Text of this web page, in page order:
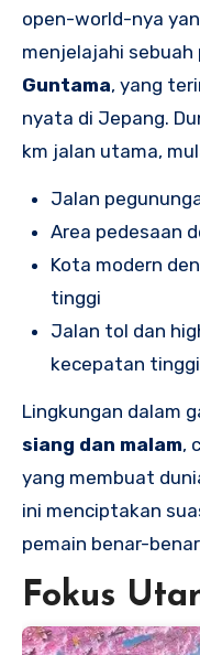
open-world-nya
menjelajahi
Guntama, yang
nyata di Jepang.
km jalan utama,
Jalan
Area pedesaan
Kota modern
tinggi
Jalan tol dan
kecepatan tinggi
Lingkungan dalam
siang dan malam,
yang membuat
ini menciptakan
pemain benar-
Fokus